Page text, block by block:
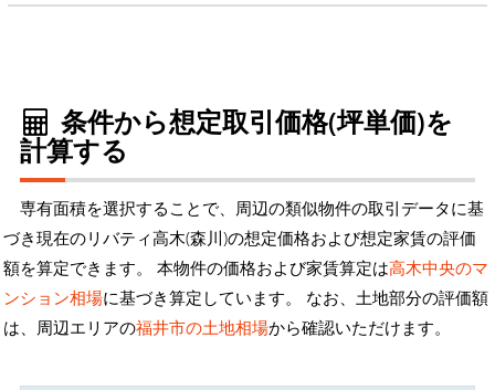
条件から想定取引価格(坪単価)を
計算する
専有面積を選択することで、周辺の類似物件の取引データに基
づき現在のリバティ高木(森川)の想定価格および想定家賃の評価
額を算定できます。 本物件の価格および家賃算定は高木中央のマ
ンション相場に基づき算定しています。 なお、土地部分の評価額
は、周辺エリアの福井市の土地相場から確認いただけます。